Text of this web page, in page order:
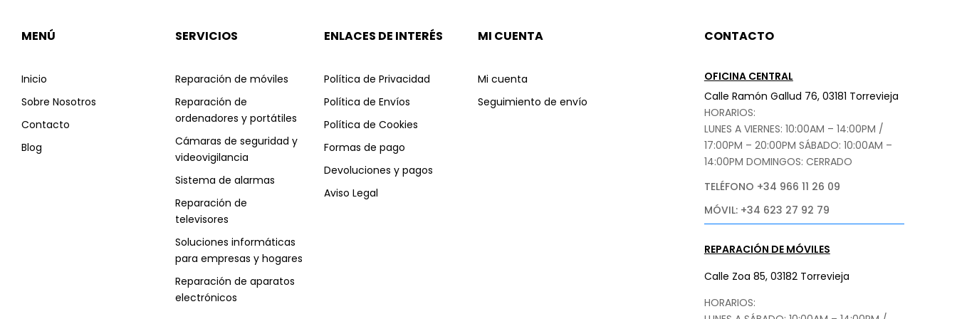
MENÚ
Inicio
Sobre Nosotros
Contacto
Blog
SERVICIOS
Reparación de móviles
Reparación de
ordenadores y portátiles
Cámaras de seguridad y
videovigilancia
Sistema de alarmas
Reparación de
televisores
Soluciones informáticas
para empresas y hogares
Reparación de aparatos
electrónicos
ENLACES DE INTERÉS
Política de Privacidad
Política de Envíos
Política de Cookies
Formas de pago
Devoluciones y pagos
Aviso Legal
MI CUENTA
Mi cuenta
Seguimiento de envío
CONTACTO
OFICINA CENTRAL
Calle Ramón Gallud 76, 03181 Torrevieja
HORARIOS:
LUNES A VIERNES: 10:00AM – 14:00PM /
17:00PM – 20:00PM SÁBADO: 10:00AM –
14:00PM DOMINGOS: CERRADO
TELÉFONO +34 966 11 26 09
MÓVIL: +34 623 27 92 79
REPARACIÓN DE MÓVILES
Calle Zoa 85, 03182 Torrevieja
HORARIOS: